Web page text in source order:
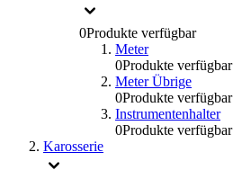
0Produkte verfügbar
Meter
0Produkte verfügbar
Meter Übrige
0Produkte verfügbar
Instrumentenhalter
0Produkte verfügbar
Karosserie